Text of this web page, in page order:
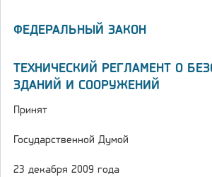
ФЕДЕРАЛЬНЫЙ ЗАКОН
ТЕХНИЧЕСКИЙ РЕГЛАМЕНТ О
ЗДАНИЙ И СООРУЖЕНИЙ
Принят
Государственной Думой
23 декабря 2009 года